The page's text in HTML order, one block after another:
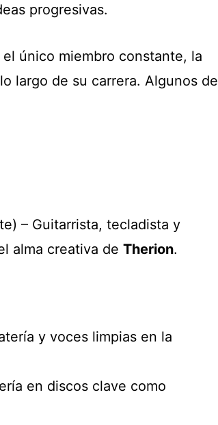
progresivas.
el único miembro constante, la
largo de su carrera. Algunos de
– Guitarrista, tecladista y
alma creativa de Therion.
y voces limpias en la
en discos clave como